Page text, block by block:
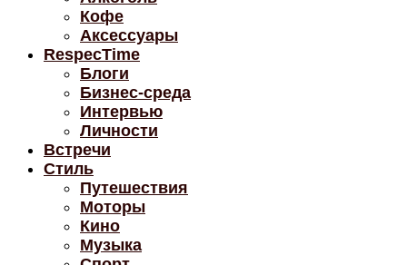
Кофе
Аксессуары
RespecTime
Блоги
Бизнес-среда
Интервью
Личности
Встречи
Стиль
Путешествия
Моторы
Кино
Музыка